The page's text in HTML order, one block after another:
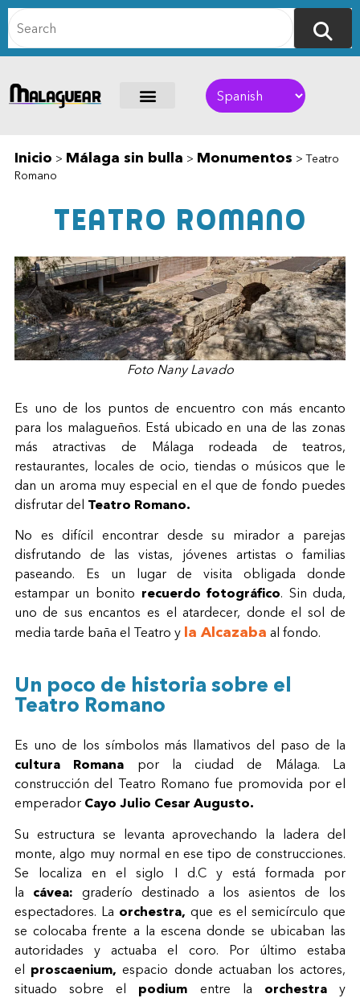
Inicio > Málaga sin bulla > Monumentos >Teatro
Romano
Teatro Romano
Foto Nany Lavado
Es uno de los puntos de encuentro con más encanto
para los malagueños. Está ubicado en una de las zonas
más atractivas de Málaga rodeada de teatros,
restaurantes, locales de ocio, tiendas o músicos que le
dan un aroma muy especial en el que de fondo puedes
disfrutar del Teatro Romano.
No es difícil encontrar desde su mirador a parejas
disfrutando de las vistas, jóvenes artistas o familias
paseando. Es un lugar de visita obligada donde
estampar un bonito recuerdo fotográfico. Sin duda,
uno de sus encantos es el atardecer, donde el sol de
media tarde baña el Teatro y la Alcazaba al fondo.
Un poco de historia sobre el
Teatro Romano
Es uno de los símbolos más llamativos del paso de la
cultura Romana por la ciudad de Málaga. La
construcción del Teatro Romano fue promovida por el
emperador Cayo Julio Cesar Augusto.
Su estructura se levanta aprovechando la ladera del
monte, algo muy normal en ese tipo de construcciones.
Se localiza en el siglo I d.C y está formada por
la cávea: graderío destinado a los asientos de los
espectadores. La orchestra, que es el semicírculo que
se colocaba frente a la escena donde se ubicaban las
autoridades y actuaba el coro. Por último estaba
el proscaenium,espacio donde actuaban los actores,
situado sobre el podium entre la orchestray